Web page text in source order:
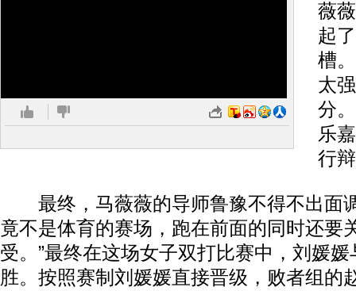
薇
起
槽
太
分
乐
行
最终，马薇薇的导师鲁豫不得不出面
竟不是体育的赛场，跑在前面的同时还要
受。”最终在这场女子双打比赛中，刘媛
胜。按照赛制刘媛媛直接晋级，败者组的